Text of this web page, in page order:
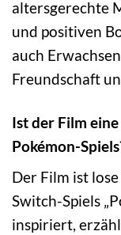
altersgerechte
und positiven
auch
Freundschaft
Ist der Film
Pokémon-
Der Film ist
Switch-Spiels
inspiriert,